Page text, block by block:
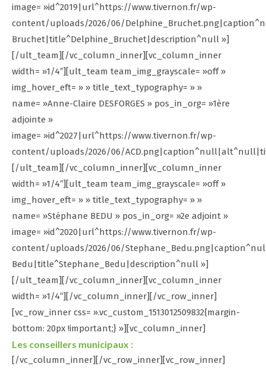
image= »id^2019|url^https://www.tivernon.fr/wp-
content/uploads/2026/06/
Bruchet|title^Delphine_Bruchet|description^null »]
[/ult_team][/vc_column_inner][vc_column_inner
width= »1/4″][ult_team team_img_grayscale= »off »
img_hover_eft= » » title_text_typography= » »
name= »Anne-Claire DESFORGES » pos_in_org= »1ère
adjointe »
image= »id^2027|url^https://www.tivernon.fr/wp-
content/uploads/2026/06/
[/ult_team][/vc_column_inner][vc_column_inner
width= »1/4″][ult_team team_img_grayscale= »off »
img_hover_eft= » » title_text_typography= » »
name= »Stéphane BEDU » pos_in_org= »2e adjoint »
image= »id^2020|url^https://www.tivernon.fr/wp-
content/uploads/2026/06/
Bedu|title^Stephane_Bedu|description^null »]
[/ult_team][/vc_column_inner][vc_column_inner
width= »1/4″][/vc_column_inner][/vc_row_inner]
[vc_row_inner css= ».vc_custom_1513012509832{margin-
bottom: 20px !important;} »][vc_column_inner]
Les conseillers municipaux :
[/vc_column_inner][/vc_row_inner][vc_row_inner]